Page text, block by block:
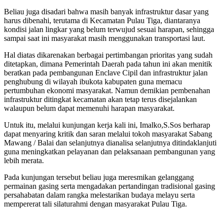
Beliau juga disadari bahwa masih banyak infrastruktur dasar yang
harus dibenahi, terutama di Kecamatan Pulau Tiga, diantaranya
kondisi jalan lingkar yang belum terwujud sesuai harapan, sehingga
sampai saat ini masyarakat masih menggunakan transportasi laut.
Hal diatas dikarenakan berbagai pertimbangan prioritas yang sudah
ditetapkan, dimana Pemerintah Daerah pada tahun ini akan menitik
beratkan pada pembangunan Enclave Cipil dan infrastruktur jalan
penghubung di wilayah ibukota kabupaten guna memacu
pertumbuhan ekonomi masyarakat. Namun demikian pembenahan
infrastruktur ditingkat kecamatan akan tetap terus disejalankan
walaupun belum dapat memenuhi harapan masyarakat.
Untuk itu, melalui kunjungan kerja kali ini, Imalko,S.Sos berharap
dapat menyaring kritik dan saran melalui tokoh masyarakat Sabang
Mawang / Balai dan selanjutnya dianalisa selanjutnya ditindaklanjuti
guna meningkatkan pelayanan dan pelaksanaan pembangunan yang
lebih merata.
Pada kunjungan tersebut beliau juga meresmikan gelanggang
permainan gasing serta mengadakan pertandingan tradisional gasing
persahabatan dalam rangka melestarikan budaya melayu serta
mempererat tali silaturahmi dengan masyarakat Pulau Tiga.